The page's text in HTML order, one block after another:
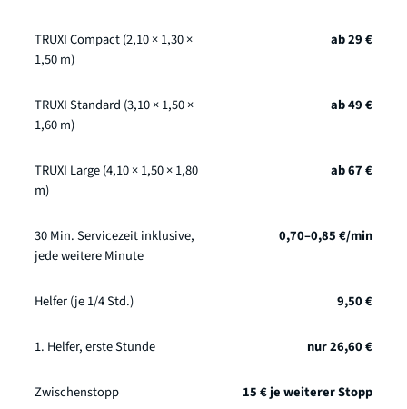
TRUXI Compact (2,10 × 1,30 ×
1,50 m)
ab 29 €
TRUXI Standard (3,10 × 1,50 ×
1,60 m)
ab 49 €
TRUXI Large (4,10 × 1,50 × 1,80
m)
ab 67 €
30 Min. Servicezeit inklusive,
jede weitere Minute
0,70–0,85 €/min
Helfer (je 1/4 Std.) 9,50 €
1. Helfer, erste Stunde nur 26,60 €
Zwischenstopp 15 € je weiterer Stopp